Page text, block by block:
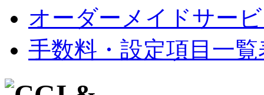
オーダーメイドサー
手数料・設定項目一覧